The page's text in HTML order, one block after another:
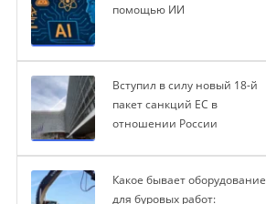
помощью ИИ
Вступил в силу новый 18-й
пакет санкций ЕС в
отношении России
Какое бывает оборудование
для буровых работ: